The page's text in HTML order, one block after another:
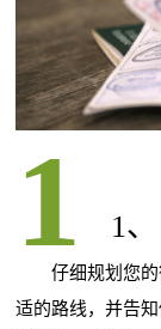
1
仔细规划您的
适的路线，并告